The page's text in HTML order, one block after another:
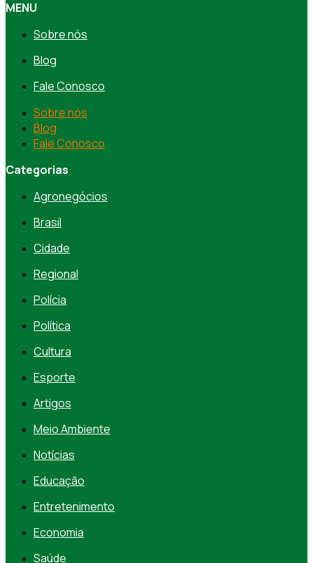
MENU
Sobre nós
Blog
Fale Conosco
Sobre nós
Blog
Fale Conosco
Categorias
Agronegócios
Brasil
Cidade
Regional
Polícia
Política
Cultura
Esporte
Artigos
Meio Ambiente
Notícias
Educação
Entretenimento
Economia
Saúde